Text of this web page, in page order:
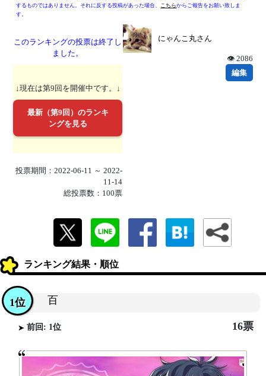
するものではありません。それに反する投稿があった場合、 こちらからご報告をお願い致しま
す。
このランキングの投票は終了し
ました。
↓現在は第9回を開催中です。↓
最新（第9回）のランキ
ングを見る
投票期間：2022-06-11 ～ 2022-
11-14
総投票数：100票
にゃんこ丸さん
👁 2086
編集
ランキング結果・順位
百
1位
前回: 1位 16票